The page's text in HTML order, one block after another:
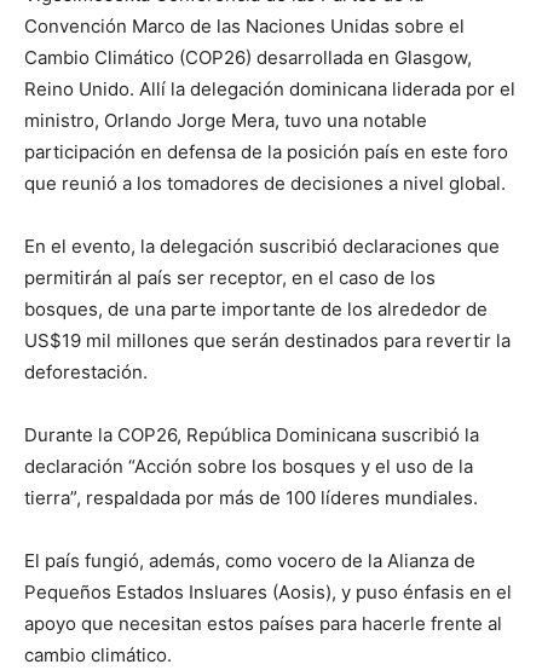
Convención Marco de las Naciones Unidas sobre el
Cambio Climático (COP26) desarrollada en Glasgow,
Reino Unido. Allí la delegación dominicana liderada por el
ministro, Orlando Jorge Mera, tuvo una notable
participación en defensa de la posición país en este foro
que reunió a los tomadores de decisiones a nivel global.
En el evento, la delegación suscribió declaraciones que
permitirán al país ser receptor, en el caso de los
bosques, de una parte importante de los alrededor de
US$19 mil millones que serán destinados para revertir la
deforestación.
Durante la COP26, República Dominicana suscribió la
declaración “Acción sobre los bosques y el uso de la
tierra”, respaldada por más de 100 líderes mundiales.
El país fungió, además, como vocero de la Alianza de
Pequeños Estados Insluares (Aosis), y puso énfasis en el
apoyo que necesitan estos países para hacerle frente al
cambio climático.